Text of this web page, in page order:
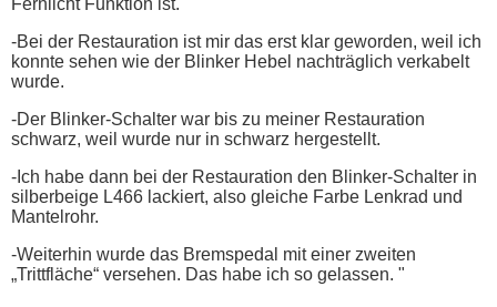
Fernlicht Funktion ist.
-Bei der Restauration ist mir das erst klar geworden, weil ich
konnte sehen wie der Blinker Hebel nachträglich verkabelt
wurde.
-Der Blinker-Schalter war bis zu meiner Restauration
schwarz, weil wurde nur in schwarz hergestellt.
-Ich habe dann bei der Restauration den Blinker-Schalter in
silberbeige L466 lackiert, also gleiche Farbe Lenkrad und
Mantelrohr.
-Weiterhin wurde das Bremspedal mit einer zweiten
„Trittfläche“ versehen. Das habe ich so gelassen. "